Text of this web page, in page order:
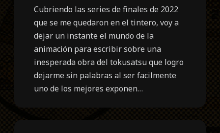
Cubriendo las series de finales de 2022
que se me quedaron en el tintero, voy a
dejar un instante el mundo de la
animación para escribir sobre una
inesperada obra del tokusatsu que logro
dejarme sin palabras al ser facilmente
uno de los mejores exponen…